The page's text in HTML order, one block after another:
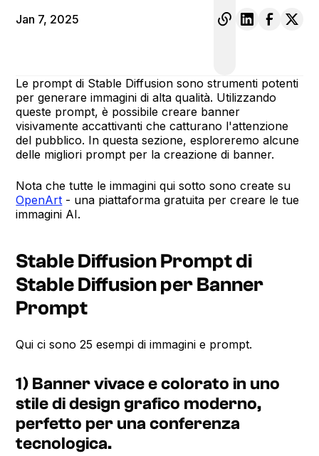
Jan 7, 2025
Le prompt di Stable Diffusion sono strumenti potenti
per generare immagini di alta qualità. Utilizzando
queste prompt, è possibile creare banner
visivamente accattivanti che catturano l'attenzione
del pubblico. In questa sezione, esploreremo alcune
delle migliori prompt per la creazione di banner.
Nota che tutte le immagini qui sotto sono create su
OpenArt - una piattaforma gratuita per creare le tue
immagini AI.
Stable Diffusion Prompt di
Stable Diffusion per Banner
Prompt
Qui ci sono 25 esempi di immagini e prompt.
1) Banner vivace e colorato in uno
stile di design grafico moderno,
perfetto per una conferenza
tecnologica.